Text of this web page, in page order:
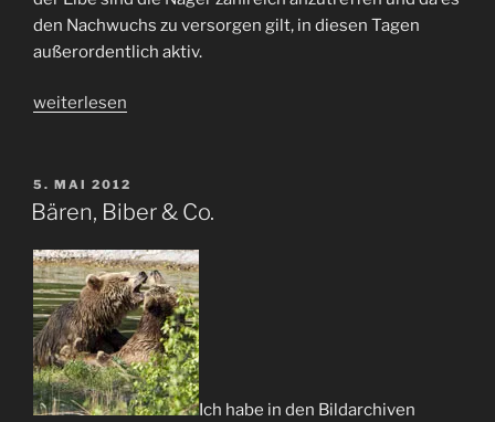
den Nachwuchs zu versorgen gilt, in diesen Tagen
außerordentlich aktiv.
„Abschluss
weiterlesen
VERÖFFENTLICHT
AM
5. MAI 2012
Bären, Biber & Co.
Ich habe in den Bildarchiven